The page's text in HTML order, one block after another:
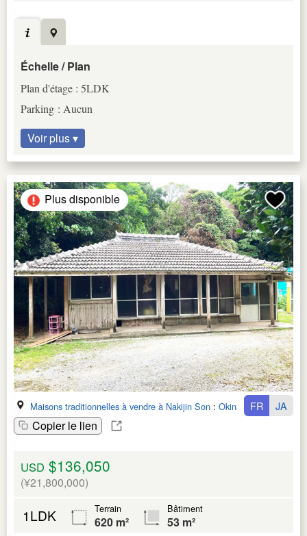
Échelle / Plan
Plan d'étage : 5LDK
Parking : Aucun
Voir plus ▾
Plus disponible
Maisons traditionnelles à vendre à Nakijin Son : Okinawa Ken
Copier le lien
FR JA
USD $136,050
(¥21,800,000)
1LDK Terrain
620 m²
Bâtiment
53 m²